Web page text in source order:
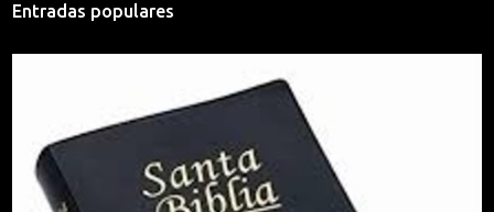
o
s
Entradas populares